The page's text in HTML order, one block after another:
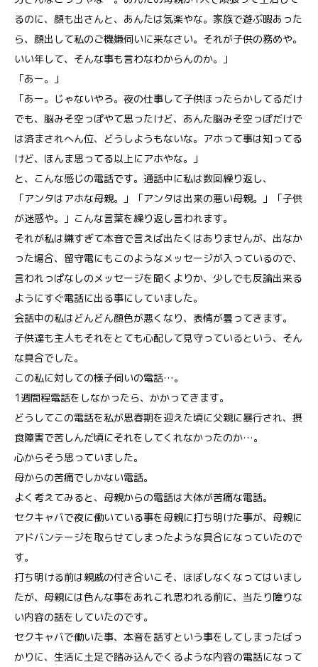
るのに、顔も出さんと、あんたは気楽やな。家族で遊ぶ暇あった
ら、顔出して私のご機嫌伺いに来なさい。それが子供の務めや。
いい年して、そんな事も言わなわからんのか。」
「あー。」
「あー。じゃないやろ。夜の仕事して子供ほったらかしてるだけ
でも、脳みそ空っぽやて思ったけど、あんた脳みそ空っぽだけで
は済まされへん位、どうしようもないな。アホって事は知ってる
けど、ほんま思ってる以上にアホやな。」
と、こんな感じの電話です。通話中に私は数回繰り返し、
「アンタはアホな母親。」「アンタは出来の悪い母親。」「子供
が迷惑や。」こんな言葉を繰り返し言われます。
それが私は嫌すぎて本音で言えば出たくはありませんが、出なか
った場合、留守電にもこのようなメッセージが入っているので、
言われっぱなしのメッセージを聞くよりか、少しでも反論出来る
ようにすぐ電話に出る事にしていました。
会話中の私はどんどん顔色が悪くなり、表情が曇ってきます。
子供達も主人もそれをとても心配して見守っているという、そん
な具合でした。
この私に対しての様子伺いの電話…。
1週間程電話をしなかったら、かかってきます。
どうしてこの電話を私が思春期を迎えた頃に父親に暴行され、摂
食障害で苦しんだ頃にそれをしてくれなかったのか…。
心からそう思っていました。
母からの苦痛でしかない電話。
よく考えてみると、母親からの電話は大体が苦痛な電話。
セクキャバで夜に働いている事を母親に打ち明けた事が、母親に
アドバンテージを取らせてしまったような具合になっていたので
す。
打ち明ける前は親戚の付き合いこそ、ほぼしなくなってはいまし
たが、母親には色んな事をあれこれ思われる前に、当たり障りな
い内容の話をしていたのです。
セクキャバで働いた事、本音を話すという事をしてしまったばっ
かりに、生活に土足で踏み込んでくるような内容の電話になって